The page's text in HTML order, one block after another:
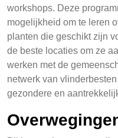
workshops. Deze
mogelijkheid om te leren
planten die geschikt zijn
de beste locaties om ze
werken met de
netwerk van
gezondere en